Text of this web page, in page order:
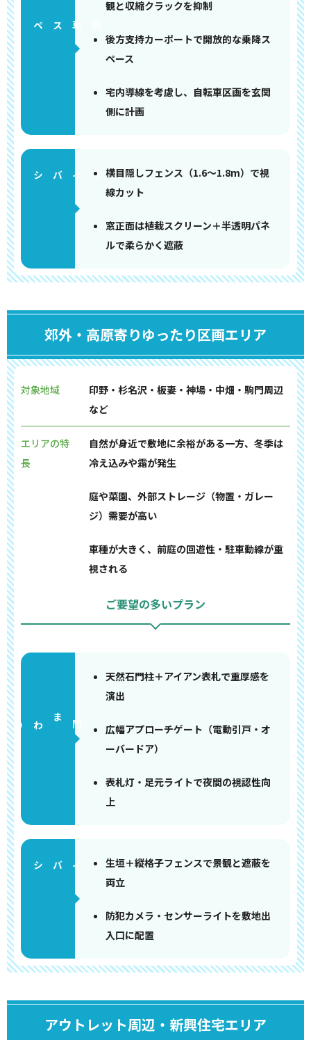
観と収縮クラックを抑制
後方支持カーポートで開放的な乗降ス
ペース
宅内導線を考慮し、自転車区画を玄関
側に計画
横目隠しフェンス（1.6～1.8m）で視
線カット
窓正面は植栽スクリーン＋半透明パネ
ルで柔らかく遮蔽
郊外・高原寄りゆったり区画エリア
対象地域
印野・杉名沢・板妻・神場・中畑・駒門周辺
など
エリアの特
長
自然が身近で敷地に余裕がある一方、冬季は
冷え込みや霜が発生
庭や菜園、外部ストレージ（物置・ガレー
ジ）需要が高い
車種が大きく、前庭の回遊性・駐車動線が重
視される
ご要望の多いプラン
門まわり
天然石門柱＋アイアン表札で重厚感を
演出
広幅アプローチゲート（電動引戸・オ
ーバードア）
表札灯・足元ライトで夜間の視認性向
上
生垣＋縦格子フェンスで景観と遮蔽を
両立
防犯カメラ・センサーライトを敷地出
入口に配置
アウトレット周辺・新興住宅エリア